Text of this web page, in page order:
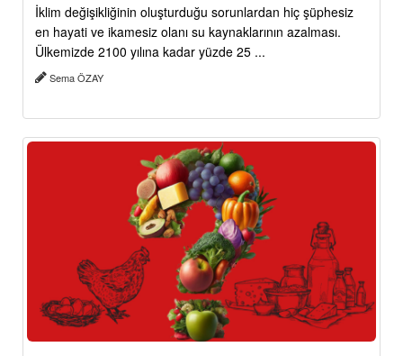
İklim değişikliğinin oluşturduğu sorunlardan hiç şüphesiz
en hayati ve ikamesiz olanı su kaynaklarının azalması.
Ülkemizde 2100 yılına kadar yüzde 25 ...
Sema ÖZAY